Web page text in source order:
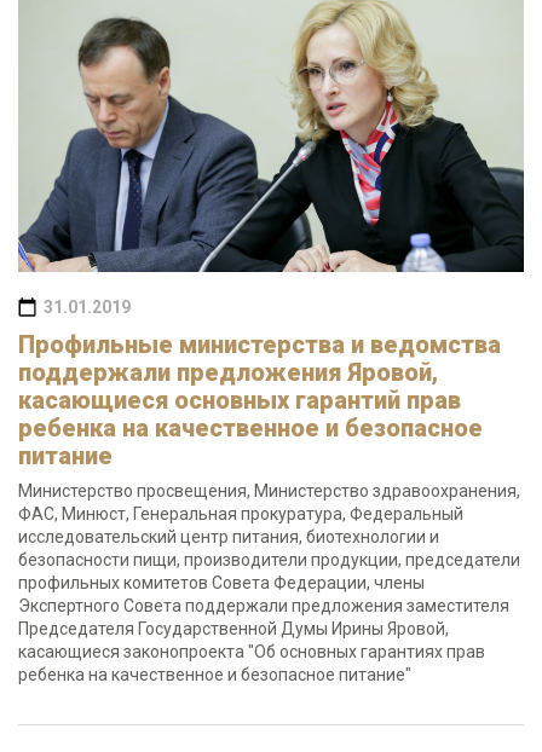
31.01.2019
Профильные министерства и ведомства
поддержали предложения Яровой,
касающиеся основных гарантий прав
ребенка на качественное и безопасное
питание
Министерство просвещения, Министерство здравоохранения,
ФАС, Минюст, Генеральная прокуратура, Федеральный
исследовательский центр питания, биотехнологии и
безопасности пищи, производители продукции, председатели
профильных комитетов Совета Федерации, члены
Экспертного Совета поддержали предложения заместителя
Председателя Государственной Думы Ирины Яровой,
касающиеся законопроекта "Об основных гарантиях прав
ребенка на качественное и безопасное питание"